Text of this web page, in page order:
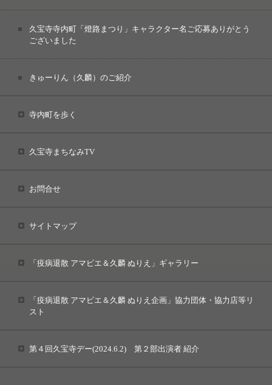
久宝寺寺内町「燈路まつり」キャラクター名ご応募ありがとう
ございました
きゅーりん（久麟）のご紹介
寺内町を歩く
久宝寺まちなみTV
お問合せ
サイトマップ
「疫病退散 アマビエ＆久麟 ぬりえ」ギャラリー
「疫病退散 アマビエ＆久麟 ぬりえ企画」協力団体・協力店等リ
スト
第４回久宝寺デー(2024.6.2) 第２部出演者 紹介